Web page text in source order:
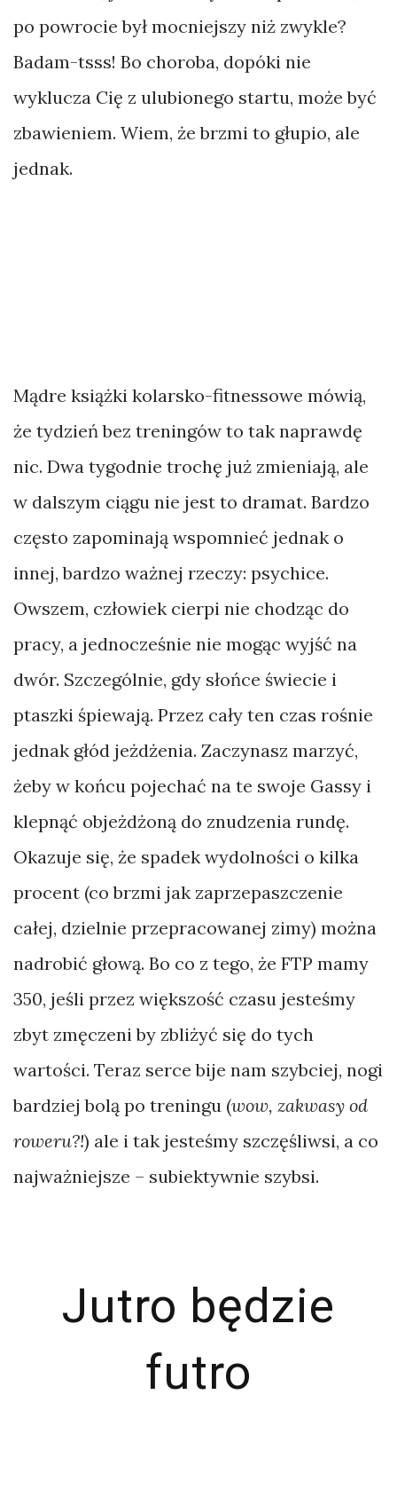
po powrocie był mocniejszy niż zwykle?
Badam-tsss! Bo choroba, dopóki nie
wyklucza Cię z ulubionego startu, może być
zbawieniem. Wiem, że brzmi to głupio, ale
jednak.
Mądre książki kolarsko-fitnessowe mówią,
że tydzień bez treningów to tak naprawdę
nic. Dwa tygodnie trochę już zmieniają, ale
w dalszym ciągu nie jest to dramat. Bardzo
często zapominają wspomnieć jednak o
innej, bardzo ważnej rzeczy: psychice.
Owszem, człowiek cierpi nie chodząc do
pracy, a jednocześnie nie mogąc wyjść na
dwór. Szczególnie, gdy słońce świecie i
ptaszki śpiewają. Przez cały ten czas rośnie
jednak głód jeżdżenia. Zaczynasz marzyć,
żeby w końcu pojechać na te swoje Gassy i
klepnąć objeżdżoną do znudzenia rundę.
Okazuje się, że spadek wydolności o kilka
procent (co brzmi jak zaprzepaszczenie
całej, dzielnie przepracowanej zimy) można
nadrobić głową. Bo co z tego, że FTP mamy
350, jeśli przez większość czasu jesteśmy
zbyt zmęczeni by zbliżyć się do tych
wartości. Teraz serce bije nam szybciej, nogi
bardziej bolą po treningu (wow, zakwasy od
roweru?!) ale i tak jesteśmy szczęśliwsi, a co
najważniejsze – subiektywnie szybsi.
Jutro będzie
futro